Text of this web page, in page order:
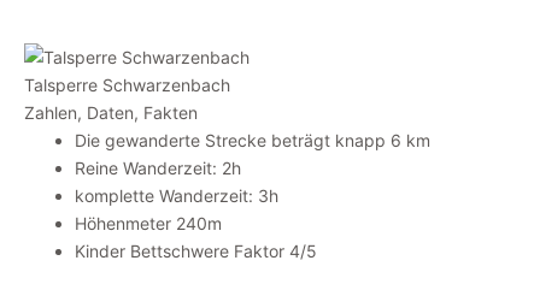
Talsperre Schwarzenbach
Zahlen, Daten, Fakten
Die gewanderte Strecke beträgt knapp 6 km
Reine Wanderzeit: 2h
komplette Wanderzeit: 3h
Höhenmeter 240m
Kinder Bettschwere Faktor 4/5